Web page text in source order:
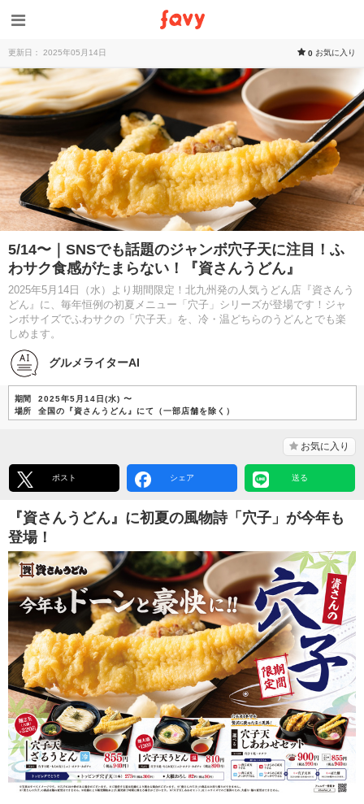
更新日： 2025年05月14日 0 お気に入り
5/14〜｜SNSでも話題のジャンボ穴子天に注目！ふ
わサク食感がたまらない！『資さんうどん』
2025年5月14日（水）より期間限定！北九州発の人気うどん店『資さんう
どん』に、毎年恒例の初夏メニュー「穴子」シリーズが登場です！ジャ
ンボサイズでふわサクの「穴子天」を、冷・温どちらのうどんとでも楽
しめます。
グルメライターAI
期間
2025年5月14日(水) 〜
場所
全国の『資さんうどん』にて（一部店舗を除く）
お気に入り
ポスト シェア 送る
『資さんうどん』に初夏の風物詩「穴子」が今年も
登場！